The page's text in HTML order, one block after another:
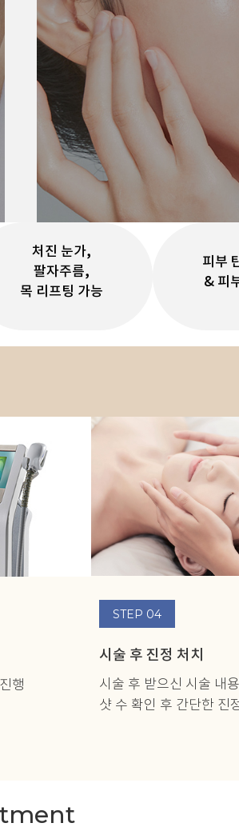
처진 눈가,
팔자주름,
목 리프팅 가능
피부
& 피
행
STEP 04
시술 후 진정 처치
시술 후 받으신 시술 내
샷 수 확인 후 간단한 진